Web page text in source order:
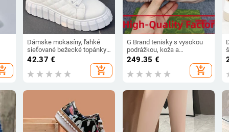
Dámske mokasíny, ľahké
sieťované bežecké topánky,
priedušné letné ležérne
klinové tenisky, módne
vulkanizované topánky,
42.37 €
add_shopping_cart
G Brand tenisky s vysokou
podrážkou, koža a
sieťovinový panel, šnúrky,
249.35 €
add_shopping_cart